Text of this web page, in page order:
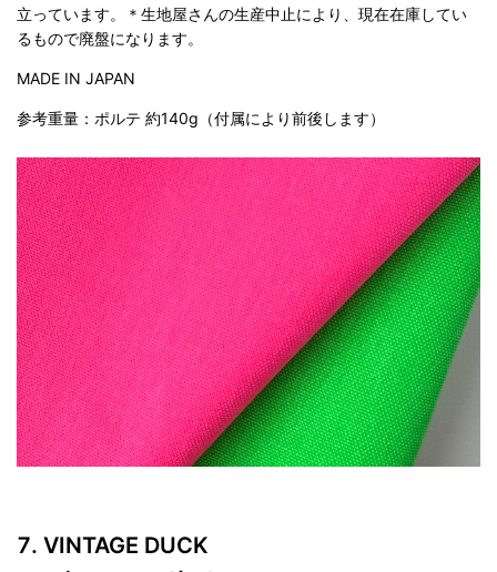
立っています。＊生地屋さんの生産中止により、現在在庫してい
るもので廃盤になります。
MADE IN JAPAN
参考重量：ポルテ 約140g（付属により前後します）
VINTAGE DUCK